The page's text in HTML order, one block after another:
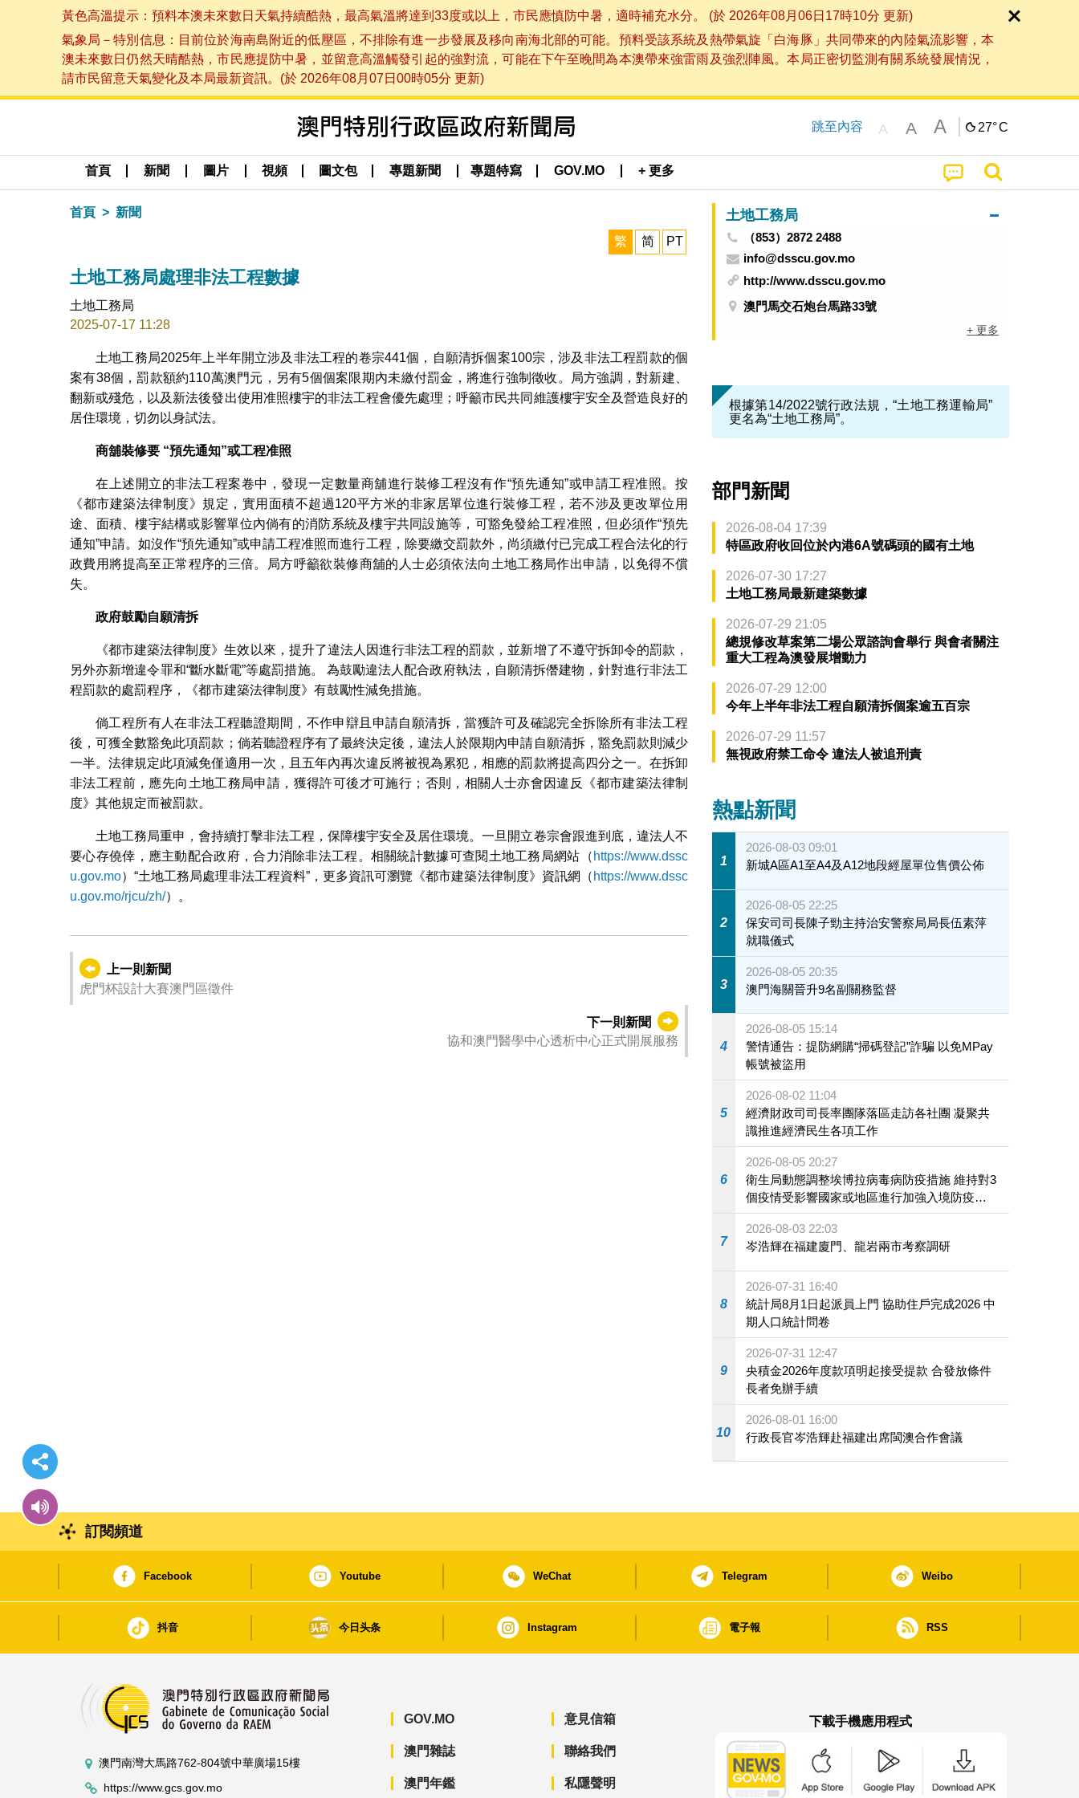
黃色高溫提示：預料本澳未來數日天氣持續酷熱，最高氣溫將達到33度或以上，市民應慎防中暑，適時補充水分。 (於 2026年08月06日17時10分 更新)
氣象局－特別信息：目前位於海南島附近的低壓區，不排除有進一步發展及移向南海北部的可能。預料受該系統及熱帶氣旋「白海豚」共同帶來的內陸氣流影響，本
澳未來數日仍然天晴酷熱，市民應提防中暑，並留意高溫觸發引起的強對流，可能在下午至晚間為本澳帶來強雷雨及強烈陣風。本局正密切監測有關系統發展情況，
請市民留意天氣變化及本局最新資訊。(於 2026年08月07日00時05分 更新)
跳至內容 A A A 27°C
首頁 新聞 圖片 視頻 圖文包 專題新聞 專題特寫 GOV.MO + 更多
首頁 新聞
繁 简 PT
土地工務局處理非法工程數據
土地工務局
2025-07-17 11:28
土地工務局2025年上半年開立涉及非法工程的卷宗441個，自願清拆個案100宗，涉及非法工程罰款的個
案有38個，罰款額約110萬澳門元，另有5個個案限期內未繳付罰金，將進行強制徵收。局方強調，對新建、
翻新或殘危，以及新法後發出使用准照樓宇的非法工程會優先處理；呼籲市民共同維護樓宇安全及營造良好的
居住環境，切勿以身試法。
商舖裝修要 “預先通知”或工程准照
在上述開立的非法工程案卷中，發現一定數量商舖進行裝修工程沒有作“預先通知”或申請工程准照。按
《都市建築法律制度》規定，實用面積不超過120平方米的非家居單位進行裝修工程，若不涉及更改單位用
途、面積、樓宇結構或影響單位內倘有的消防系統及樓宇共同設施等，可豁免發給工程准照，但必須作“預先
通知”申請。如沒作“預先通知”或申請工程准照而進行工程，除要繳交罰款外，尚須繳付已完成工程合法化的行
政費用將提高至正常程序的三倍。局方呼籲欲裝修商舖的人士必須依法向土地工務局作出申請，以免得不償
失。
政府鼓勵自願清拆
《都市建築法律制度》生效以來，提升了違法人因進行非法工程的罰款，並新增了不遵守拆卸令的罰款，
另外亦新增違令罪和“斷水斷電”等處罰措施。 為鼓勵違法人配合政府執法，自願清拆僭建物，針對進行非法工
程罰款的處罰程序，《都市建築法律制度》有鼓勵性減免措施。
倘工程所有人在非法工程聽證期間，不作申辯且申請自願清拆，當獲許可及確認完全拆除所有非法工程
後，可獲全數豁免此項罰款；倘若聽證程序有了最終決定後，違法人於限期內申請自願清拆，豁免罰款則減少
一半。法律規定此項減免僅適用一次，且五年內再次違反將被視為累犯，相應的罰款將提高四分之一。在拆卸
非法工程前，應先向土地工務局申請，獲得許可後才可施行；否則，相關人士亦會因違反《都市建築法律制
度》其他規定而被罰款。
土地工務局重申，會持續打擊非法工程，保障樓宇安全及居住環境。一旦開立卷宗會跟進到底，違法人不
要心存僥倖，應主動配合政府，合力消除非法工程。相關統計數據可查閱土地工務局網站（ https://www.dssc
u.gov.mo）“土地工務局處理非法工程資料”，更多資訊可瀏覽《都市建築法律制度》資訊網（ https://www.dssc
u.gov.mo/rjcu/zh/）。
上一則新聞
虎門杯設計大賽澳門區徵件
下一則新聞
協和澳門醫學中心透析中心正式開展服務
土地工務局
（853）2872 2488
info@dsscu.gov.mo
http://www.dsscu.gov.mo
澳門馬交石炮台馬路33號
+ 更多
根據第14/2022號行政法規，“土地工務運輸局”
更名為“土地工務局”。
部門新聞
2026-08-04 17:39
特區政府收回位於內港6A號碼頭的國有土地
2026-07-30 17:27
土地工務局最新建築數據
2026-07-29 21:05
總規修改草案第二場公眾諮詢會舉行 與會者關注
重大工程為澳發展增動力
2026-07-29 12:00
今年上半年非法工程自願清拆個案逾五百宗
2026-07-29 11:57
無視政府禁工命令 違法人被追刑責
熱點新聞
1
2026-08-03 09:01
新城A區A1至A4及A12地段經屋單位售價公佈
2
2026-08-05 22:25
保安司司長陳子勁主持治安警察局局長伍素萍
就職儀式
3
2026-08-05 20:35
澳門海關晉升9名副關務監督
4
2026-08-05 15:14
警情通告：提防網購“掃碼登記”詐騙 以免MPay
帳號被盜用
5
2026-08-02 11:04
經濟財政司司長率團隊落區走訪各社團 凝聚共
識推進經濟民生各項工作
6
2026-08-05 20:27
衛生局動態調整埃博拉病毒病防疫措施 維持對3
個疫情受影響國家或地區進行加強入境防疫措
施
7
2026-08-03 22:03
岑浩輝在福建廈門、龍岩兩市考察調研
8
2026-07-31 16:40
統計局8月1日起派員上門 協助住戶完成2026 中
期人口統計問卷
9
2026-07-31 12:47
央積金2026年度款項明起接受提款 合發放條件
長者免辦手續
10
2026-08-01 16:00
行政長官岑浩輝赴福建出席閩澳合作會議
訂閱頻道
Facebook Youtube WeChat Telegram Weibo
抖音 今日头条 Instagram 電子報 RSS
澳門南灣大馬路762-804號中華廣場15樓
https://www.gcs.gov.mo
GOV.MO
澳門雜誌
澳門年鑑
意見信箱
聯絡我們
私隱聲明
下載手機應用程式